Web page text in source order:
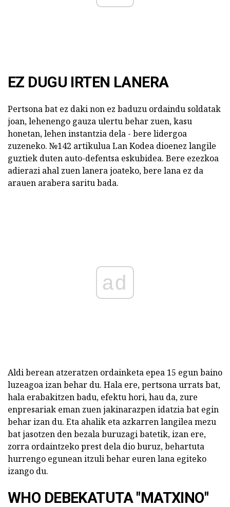
EZ DUGU IRTEN LANERA
Pertsona bat ez daki non ez baduzu ordaindu soldatak
joan, lehenengo gauza ulertu behar zuen, kasu
honetan, lehen instantzia dela - bere lidergoa
zuzeneko. №142 artikulua Lan Kodea dioenez langile
guztiek duten auto-defentsa eskubidea. Bere ezezkoa
adierazi ahal zuen lanera joateko, bere lana ez da
arauen arabera saritu bada.
ad
Aldi berean atzeratzen ordainketa epea 15 egun baino
luzeagoa izan behar du. Hala ere, pertsona urrats bat,
hala erabakitzen badu, efektu hori, hau da, zure
enpresariak eman zuen jakinarazpen idatzia bat egin
behar izan du. Eta ahalik eta azkarren langilea mezu
bat jasotzen den bezala buruzagi batetik, izan ere,
zorra ordaintzeko prest dela dio buruz, behartuta
hurrengo egunean itzuli behar euren lana egiteko
izango du.
WHO DEBEKATUTA "MATXINO"